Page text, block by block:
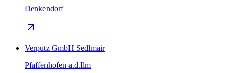
Denkendorf
Verputz GmbH Sedlmair
Pfaffenhofen a.d.Ilm